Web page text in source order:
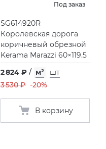
Под заказ
SG614920R
Королевская дорога
коричневый обрезной
Kerama Marazzi 60×119.5
2 824 ₽ / м²
шт
3 530 ₽ -20%
В корзину